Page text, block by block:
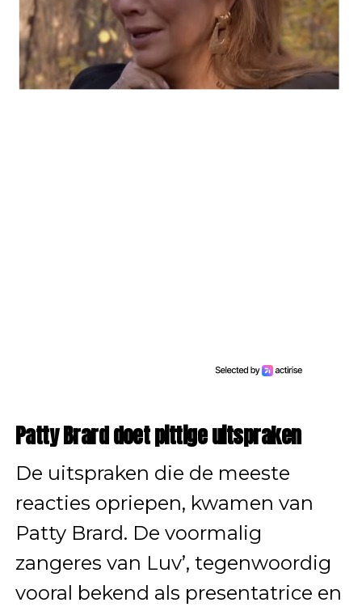
Patty Brard doet pittige uitspraken
De uitspraken die de meeste
reacties opriepen, kwamen van
Patty Brard. De voormalig
zangeres van Luv’, tegenwoordig
vooral bekend als presentatrice en